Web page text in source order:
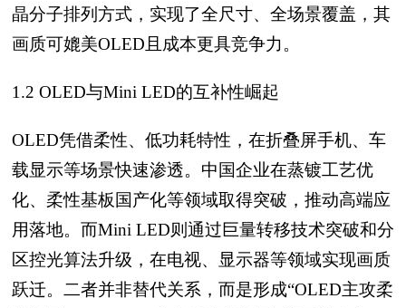
晶分子排列方式，实现了全尺寸、全场景覆盖，其
画质可媲美OLED且成本更具竞争力。
1.2 OLED与Mini LED的互补性崛起
OLED凭借柔性、低功耗特性，在折叠屏手机、车
载显示等场景快速渗透。中国企业在蒸镀工艺优
化、柔性基板国产化等领域取得突破，推动高端应
用落地。而Mini LED则通过巨量转移技术突破和分
区控光算法升级，在电视、显示器等领域实现画质
跃迁。二者并非替代关系，而是形成“OLED主攻柔